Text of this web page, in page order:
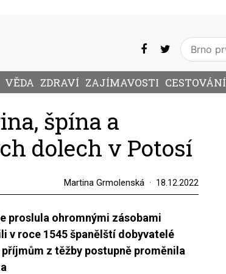
VĚDA ZDRAVÍ ZAJÍMAVOSTI CESTOVÁNÍ
špína a
dolech v Potosí
Martina Grmolenská 18.12.2022
proslula ohromnými zásobami
v roce 1545 španělští dobyvatelé
z těžby postupně proměnila